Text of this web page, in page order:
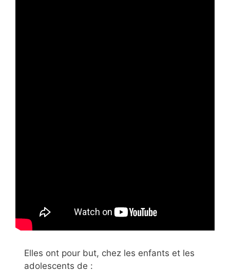
Elles ont pour but, chez les enfants et les
adolescents de :